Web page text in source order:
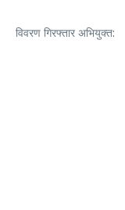
विवरण गिरफ्तार अभियुक्त: